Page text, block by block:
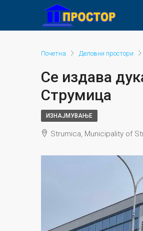
Почетна Деловни простори
Се издава
Струмица
ИЗНАЈМУВАЊЕ
Strumica, Municipality of